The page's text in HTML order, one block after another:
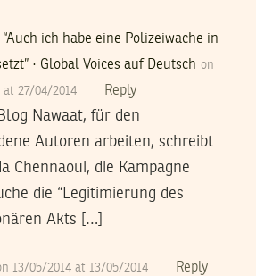
“Auch ich habe eine Polizeiwache in
· Global Voices auf Deutsch on
at 27/04/2014 Reply
Nawaat, für den
Autoren arbeiten, schreibt
Chennaoui, die Kampagne
die “Legitimierung des
Akts […]
13/05/2014 at 13/05/2014 Reply